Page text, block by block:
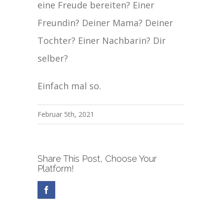
eine Freude bereiten? Einer
Freundin? Deiner Mama? Deiner
Tochter? Einer Nachbarin? Dir
selber?
Einfach mal so.
Februar 5th, 2021
Share This Post, Choose Your
Platform!